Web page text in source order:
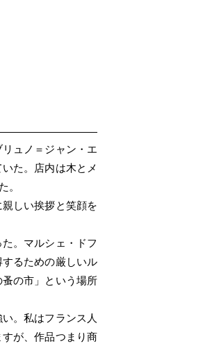
ュノ＝ジャン・エ
た。店内は木とメ
。
しい挨拶と笑顔を
。マルシェ・ドフ
るための厳しいル
の市」という場所
。私はフランス人
が、作品つまり商